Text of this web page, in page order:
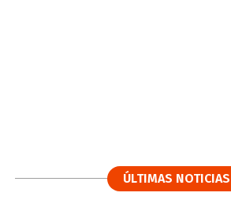
ÚLTIMAS NOTICIAS